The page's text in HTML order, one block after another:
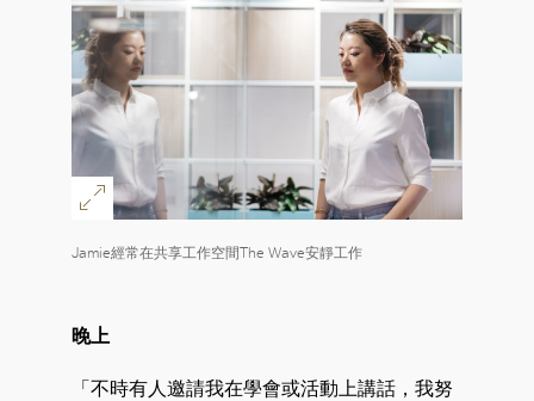
Jamie經常在共享工作空間The Wave安靜工作
晚上
「不時有人邀請我在學會或活動上講話，我努